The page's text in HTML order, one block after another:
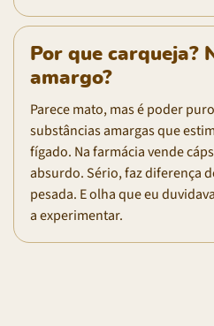
Por que carqueja?
amargo?
Parece mato, mas é poder
substâncias amargas que
fígado. Na farmácia vende
absurdo. Sério, faz diferença
pesada. E olha que eu
a experimentar.